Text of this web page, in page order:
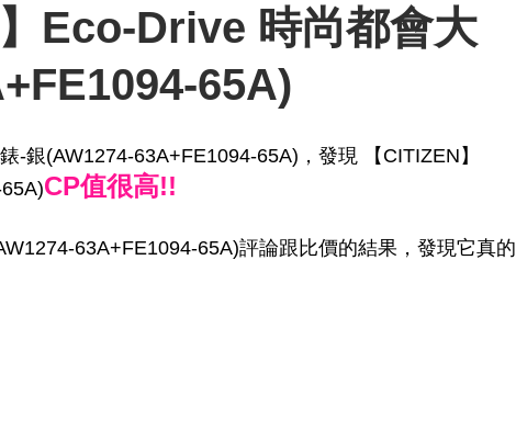
Eco-Drive 時尚都會大
65A)
銀(AW1274-63A+FE1094-65A)，發現 【CITIZEN】
CP值很高!!
63A+FE1094-65A)評論跟比價的結果，發現它真的